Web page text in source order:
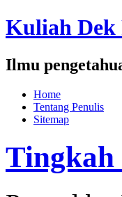
Kuliah Dek
Ilmu
Home
Tentang Penulis
Sitemap